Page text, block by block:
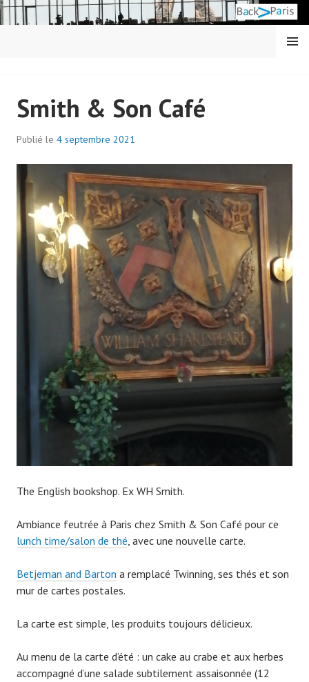
Aller
au
MENU
Smith & Son Café
Publié le 4 septembre 2021
H
e
l
The English bookshop. Ex WH Smith.
Ambiance feutrée à Paris chez Smith & Son Café pour ce
lunch time/salon de thé, avec une nouvelle carte.
Betjeman and Barton a remplacé Twinning, ses thés et son
mur de cartes postales.
La carte est simple, les produits toujours délicieux.
Au menu de la carte d’été : un cake au crabe et aux herbes
accompagné d’une salade subtilement assaisonnée (12